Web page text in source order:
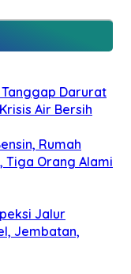
Darurat
Air Bersih
Rumah
Tiga Orang Alami
Jalur
Jembatan,